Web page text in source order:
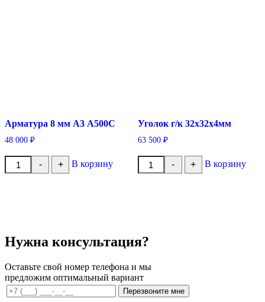
Арматура 8 мм А3 А500С
48 000 ₽
-
Количество
товара
+ В корзину
Уголок г/к 32x32x4мм
63 500 ₽
-
Количество
товара
+ В корзину
Нужна консультация?
Оставьте свой номер телефона и мы
предложим оптимальный вариант
Перезвоните мне